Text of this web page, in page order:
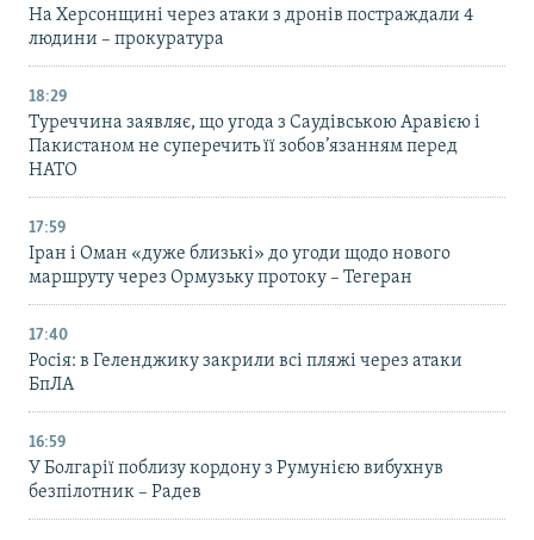
На Херсонщині через атаки з дронів постраждали 4
людини – прокуратура
18:29
Туреччина заявляє, що угода з Саудівською Аравією і
Пакистаном не суперечить її зобов’язанням перед
НАТО
17:59
Іран і Оман «дуже близькі» до угоди щодо нового
маршруту через Ормузьку протоку – Тегеран
17:40
Росія: в Геленджику закрили всі пляжі через атаки
БпЛА
16:59
У Болгарії поблизу кордону з Румунією вибухнув
безпілотник – Радев